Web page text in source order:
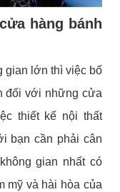
hàng bánh
gian lớn thì việc bố
đối với những cửa
thiết kế nội thất
bạn cần phải cân
gian nhất có
mỹ và hài hòa của